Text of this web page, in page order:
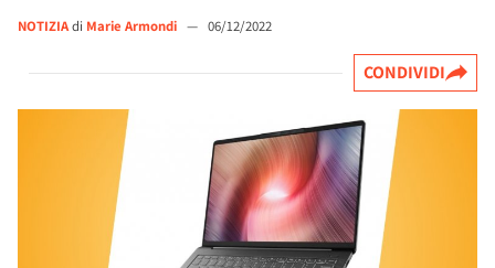
NOTIZIAdi Marie Armondi — 06/12/2022
CONDIVIDI